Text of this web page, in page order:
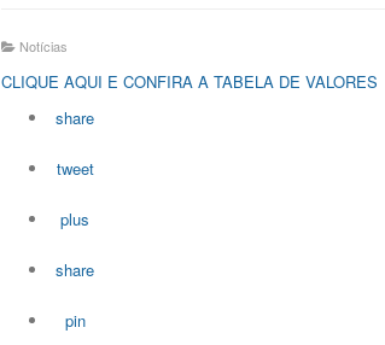
Notícias
CLIQUE AQUI E CONFIRA A TABELA DE VALORES
share
tweet
plus
share
pin